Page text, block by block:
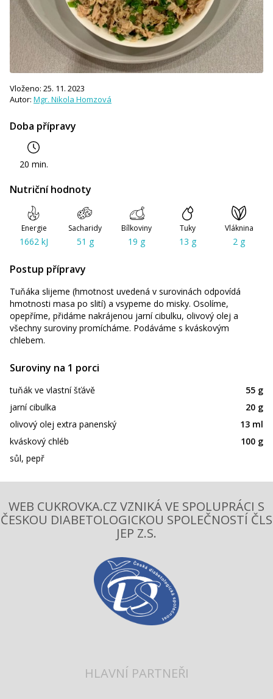
Doba přípravy
20 min.
Vloženo: 25. 11. 2023
Autor: Mgr. Nikola Homzová
Nutriční hodnoty
Energie
1662 kJ
Sacharidy
51 g
Bílkoviny
19 g
Tuky
13 g
Vláknina
2 g
Postup přípravy
Tuňáka slijeme (hmotnost uvedená v surovinách odpovídá
hmotnosti masa po slití) a vsypeme do misky. Osolíme,
opepříme, přidáme nakrájenou jarní cibulku, olivový olej a
všechny suroviny promícháme. Podáváme s kváskovým
chlebem.
Suroviny na 1 porci
tuňák ve vlastní šťávě
55 g
jarní cibulka
20 g
olivový olej extra panenský
13 ml
kváskový chléb
100 g
sůl, pepř
WEB CUKROVKA.CZ VZNIKÁ VE SPOLUPRÁCI S
ČESKOU DIABETOLOGICKOU SPOLEČNOSTÍ ČLS
JEP Z.S.
HLAVNÍ PARTNEŘI